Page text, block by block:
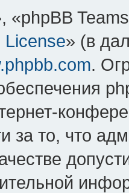
«phpBB
License» (в
.
за то, что